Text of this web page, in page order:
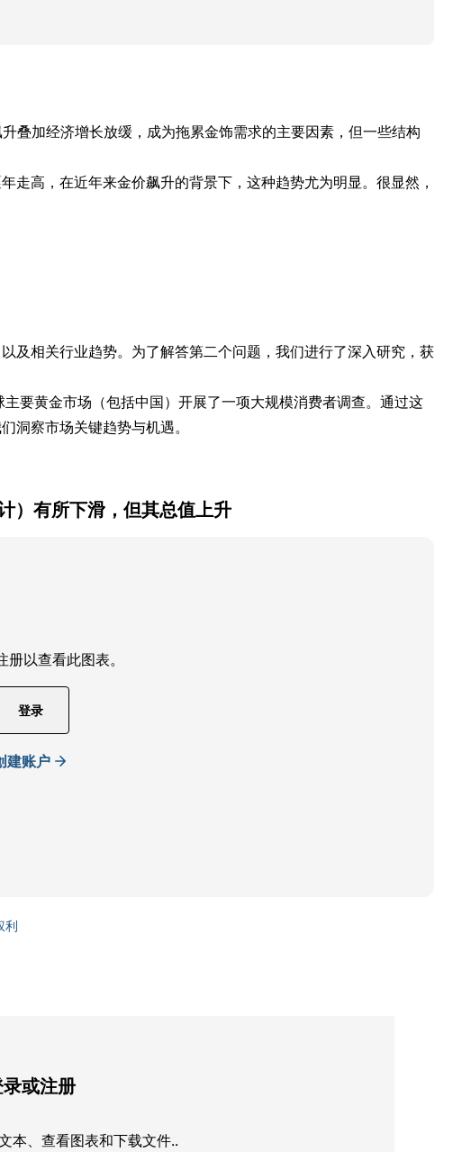
叠加经济增长放缓，成为拖累金饰需求的主要因素，但一些结构
走高，在近年来金价飙升的背景下，这种趋势尤为明显。很显然，
及相关行业趋势。为了解答第二个问题，我们进行了深入研究，获
要黄金市场（包括中国）开展了一项大规模消费者调查。通过这
洞察市场关键趋势与机遇。
）有所下滑，但其总值上升
册以查看此图表。
登录
建账户
利
或注册
本、查看图表和下载文件..